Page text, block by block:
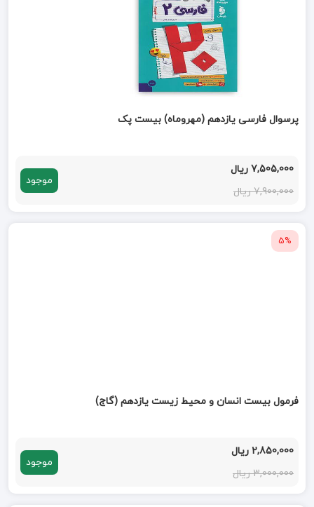
پرسوال فارسی یازدهم (مهروماه) بیست پک
7,505,000 ریال
7,900,000 ریال
موجود
5%
فرمول بیست انسان و محیط زیست یازدهم (گاج)
2,850,000 ریال
3,000,000 ریال
موجود